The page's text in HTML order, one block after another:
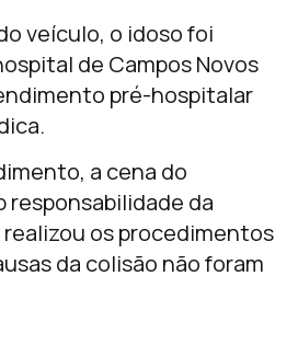
veículo, o idoso foi
de Campos Novos
pré-hospitalar
a cena do
da
os procedimentos
da colisão não foram